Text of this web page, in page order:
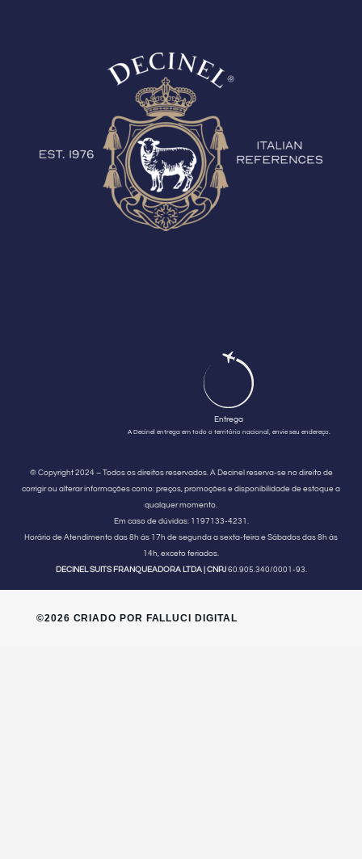
Entrega
A Decinel entrega em todo o território nacional, envie seu endereço.
© Copyright 2024 – Todos os direitos reservados. A Decinel reserva-se no direito de
corrigir ou alterar informações como: preços, promoções e disponibilidade de estoque a
qualquer momento.
Em caso de dúvidas:1197133-4231.
Horário de Atendimento das 8h às 17h de segunda a sexta-feira e Sábados das 8h às
14h, exceto feriados.
DECINEL SUITS FRANQUEADORA LTDA | CNPJ60.905.340/0001-93.
©2026 CRIADO POR FALLUCI DIGITAL